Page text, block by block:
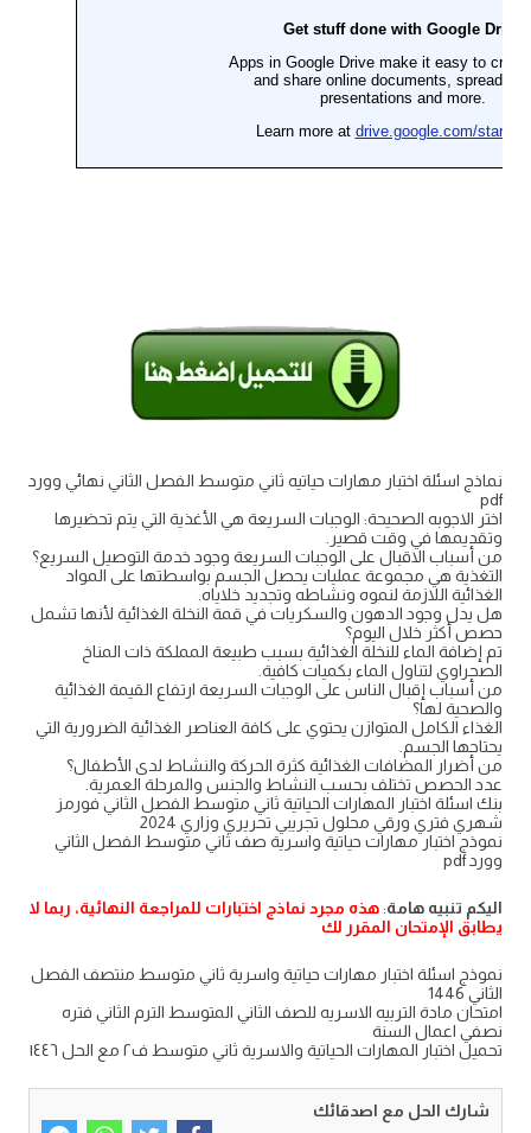
نماذج اسئلة اختبار مهارات حياتيه ثاني متوسط الفصل الثاني نهائي وورد
pdf
اختر الاجوبه الصحيحة: الوجبات السريعة هي الأغذية التي يتم تحضيرها
وتقديمها في وقت قصير.
من أسباب الاقبال على الوجبات السريعة وجود خدمة التوصيل السريع؟
التغذية هي مجموعة عمليات يحصل الجسم بواسطتها على المواد
الغذائية اللازمة لنموه ونشاطه وتجديد خلاياه.
هل يدل وجود الدهون والسكريات في قمة النخلة الغذائية لأنها تشمل
حصص أكثر خلال اليوم؟
تم إضافة الماء للنخلة الغذائية بسبب طبيعة المملكة ذات المناخ
الصحراوي لتناول الماء بكميات كافية.
من أسباب إقبال الناس على الوجبات السريعة ارتفاع القيمة الغذائية
والصحية لها؟
الغذاء الكامل المتوازن يحتوي على كافة العناصر الغذائية الضرورية التي
يحتاجها الجسم.
من أضرار المضافات الغذائية كثرة الحركة والنشاط لدى الأطفال؟
عدد الحصص تختلف بحسب النشاط والجنس والمرحلة العمرية.
بنك اسئلة اختبار المهارات الحياتية ثاني متوسط الفصل الثاني فورمز
شهري فتري ورقي محلول تجريبي تحريري وزاري 2024
نموذج اختبار مهارات حياتية واسرية صف ثاني متوسط الفصل الثاني
وورد pdf
اليكم تنبيه هامة:هذه مجرد نماذج اختبارات للمراجعة النهائية، ربما لا
يطابق الإمتحان المقرر لك
نموذج اسئلة اختبار مهارات حياتية واسرية ثاني متوسط منتصف الفصل
الثاني 1446
امتحان مادة التربيه الاسريه للصف الثاني المتوسط الترم الثاني فتره
نصفي اعمال السنة
تحميل اختبار المهارات الحياتية والاسرية ثاني متوسط ف٢ مع الحل ١٤٤٦
شارك الحل مع اصدقائك